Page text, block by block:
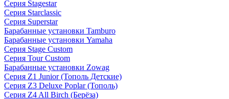
Серия Stagestar
Серия Starclassic
Серия Superstar
Барабанные установки Tamburo
Барабанные установки Yamaha
Серия Stage Custom
Серия Tour Custom
Барабанные установки Zowag
Серия Z1 Junior (Тополь Детские)
Серия Z3 Deluxe Poplar (Тополь)
Серия Z4 All Birch (Берёза)